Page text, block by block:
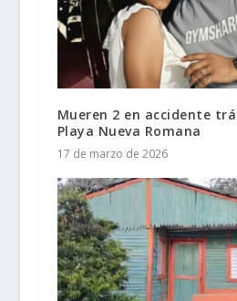
Mueren 2 en accidente
Playa Nueva Romana
17 de marzo de 2026